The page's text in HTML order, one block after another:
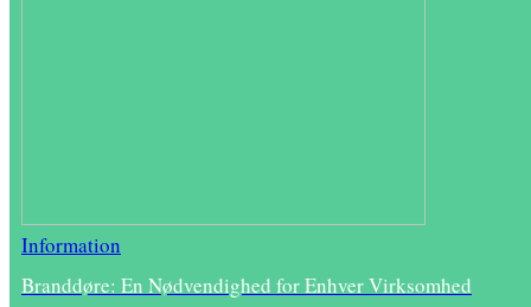
Information
Branddøre: En Nødvendighed for Enhver Virksomhed